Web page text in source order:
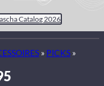
Catalog 2026
» PICKS »